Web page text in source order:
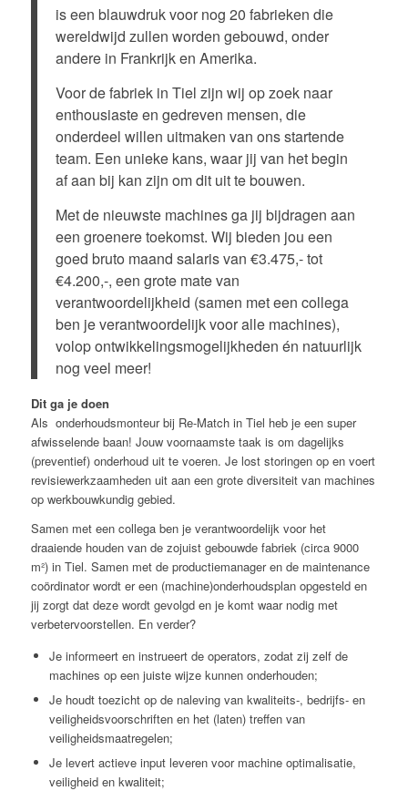
is een blauwdruk voor nog 20 fabrieken die
wereldwijd zullen worden gebouwd, onder
andere in Frankrijk en Amerika.
Voor de fabriek in Tiel zijn wij op zoek naar
enthousiaste en gedreven mensen, die
onderdeel willen uitmaken van ons startende
team. Een unieke kans, waar jij van het begin
af aan bij kan zijn om dit uit te bouwen.
Met de nieuwste machines ga jij bijdragen aan
een groenere toekomst. Wij bieden jou een
goed bruto maand salaris van €3.475,- tot
€4.200,-, een grote mate van
verantwoordelijkheid (samen met een collega
ben je verantwoordelijk voor alle machines),
volop ontwikkelingsmogelijkheden én natuurlijk
nog veel meer!
Dit ga je doen
Als onderhoudsmonteur bij Re-Match in Tiel heb je een super
afwisselende baan! Jouw voornaamste taak is om dagelijks
(preventief) onderhoud uit te voeren. Je lost storingen op en voert
revisiewerkzaamheden uit aan een grote diversiteit van machines
op werkbouwkundig gebied.
Samen met een collega ben je verantwoordelijk voor het
draaiende houden van de zojuist gebouwde fabriek (circa 9000
m²) in Tiel. Samen met de productiemanager en de maintenance
coördinator wordt er een (machine)onderhoudsplan opgesteld en
jij zorgt dat deze wordt gevolgd en je komt waar nodig met
verbetervoorstellen. En verder?
Je informeert en instrueert de operators, zodat zij zelf de
machines op een juiste wijze kunnen onderhouden;
Je houdt toezicht op de naleving van kwaliteits-, bedrijfs- en
veiligheidsvoorschriften en het (laten) treffen van
veiligheidsmaatregelen;
Je levert actieve input leveren voor machine optimalisatie,
veiligheid en kwaliteit;